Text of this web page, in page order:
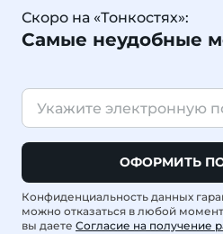
Скоро на «Тонкостях»:
Самые неудобные
ОФОРМИТЬ
Конфиденциальность данных
можно отказаться в любой
вы даете Согласие на получение